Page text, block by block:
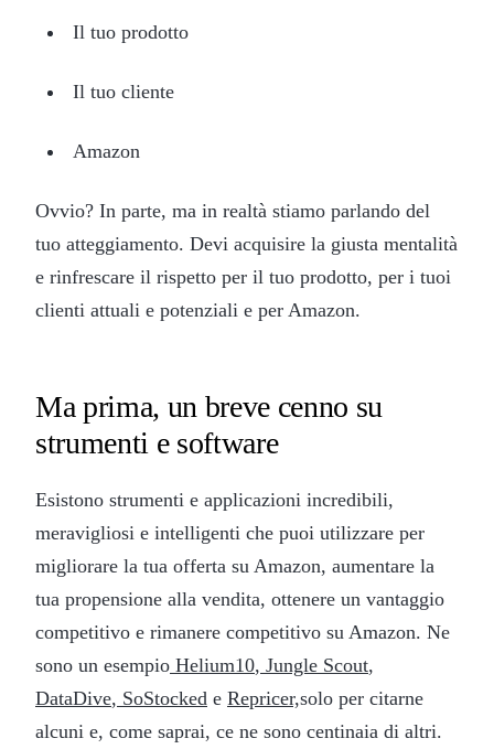
Il tuo prodotto
Il tuo cliente
Amazon
Ovvio? In parte, ma in realtà stiamo parlando del
tuo atteggiamento. Devi acquisire la giusta mentalità
e rinfrescare il rispetto per il tuo prodotto, per i tuoi
clienti attuali e potenziali e per Amazon.
Ma prima, un breve cenno su
strumenti e software
Esistono strumenti e applicazioni incredibili,
meravigliosi e intelligenti che puoi utilizzare per
migliorare la tua offerta su Amazon, aumentare la
tua propensione alla vendita, ottenere un vantaggio
competitivo e rimanere competitivo su Amazon. Ne
sono un esempio Helium10, Jungle Scout,
DataDive, SoStocked e Repricer,solo per citarne
alcuni e, come saprai, ce ne sono centinaia di altri.